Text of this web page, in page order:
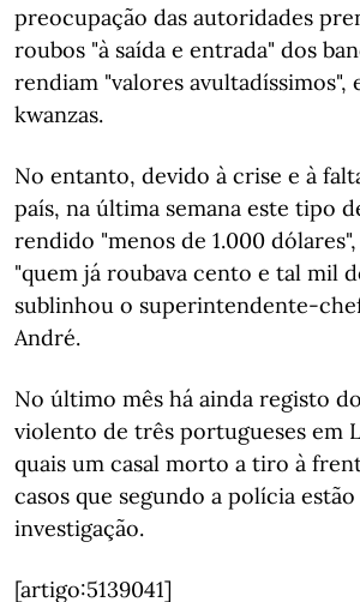
preocupação das autoridades
roubos "à saída e entrada" dos
rendiam "valores avultadíssimos",
kwanzas.
No entanto, devido à crise e à
país, na última semana este tipo
rendido "menos de 1.000
"quem já roubava cento e tal mil
sublinhou o superintendente-
André.
No último mês há ainda registo
violento de três portugueses em
quais um casal morto a tiro à
casos que segundo a polícia
investigação.
[artigo:5139041]